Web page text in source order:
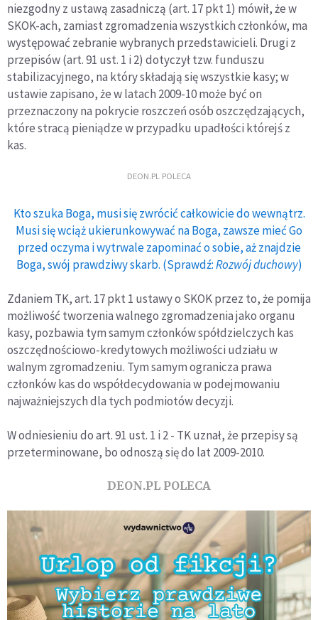
niezgodny z ustawą zasadniczą (art. 17 pkt 1) mówił, że w
SKOK-ach, zamiast zgromadzenia wszystkich członków, ma
występować zebranie wybranych przedstawicieli. Drugi z
przepisów (art. 91 ust. 1 i 2) dotyczył tzw. funduszu
stabilizacyjnego, na który składają się wszystkie kasy; w
ustawie zapisano, że w latach 2009-10 może być on
przeznaczony na pokrycie roszczeń osób oszczędzających,
które stracą pieniądze w przypadku upadłości którejś z
kas.
DEON.PL POLECA
Kto szuka Boga, musi się zwrócić całkowicie do wewnątrz.
Musi się wciąż ukierunkowywać na Boga, zawsze mieć Go
przed oczyma i wytrwale zapominać o sobie, aż znajdzie
Boga, swój prawdziwy skarb. (Sprawdź:Rozwój duchowy)
Zdaniem TK, art. 17 pkt 1 ustawy o SKOK przez to, że pomija
możliwość tworzenia walnego zgromadzenia jako organu
kasy, pozbawia tym samym członków spółdzielczych kas
oszczędnościowo-kredytowych możliwości udziału w
walnym zgromadzeniu. Tym samym ogranicza prawa
członków kas do współdecydowania w podejmowaniu
najważniejszych dla tych podmiotów decyzji.
W odniesieniu do art. 91 ust. 1 i 2 - TK uznał, że przepisy są
przeterminowane, bo odnoszą się do lat 2009-2010.
DEON.PL POLECA